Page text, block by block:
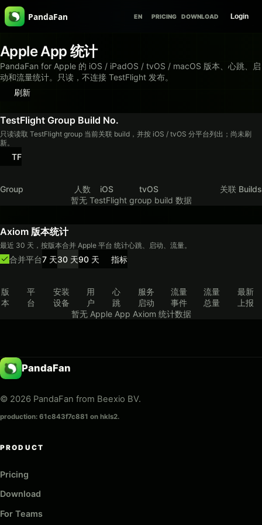
PandaFan EN PRICING DOWNLOAD Login
Apple App 统计
PandaFan for Apple 的 iOS / iPadOS / tvOS / macOS 版本、心跳、启
动和流量统计。只读，不连接 TestFlight 发布。
刷新
TestFlight Group Build No.
只读读取 TestFlight group 当前关联 build，并按 iOS / tvOS 分平台列出；尚未刷
新。
TF
Group 人数 iOS tvOS
关联 Builds
暂无 TestFlight group build 数据
Axiom 版本统计
最近 30 天，按版本合并 Apple 平台 统计心跳、启动、流量。
合并平台7 天30 天90 天 指标
版
本
平
台
安装
设备
用
户
心
跳
服务
启动
流量
事件
流量
总量
最新
上报
暂无 Apple App Axiom 统计数据
PandaFan
© 2026 PandaFan from Beexio BV.
production: 61c843f7c881 on hkls2.
PRODUCT
Pricing
Download
For Teams